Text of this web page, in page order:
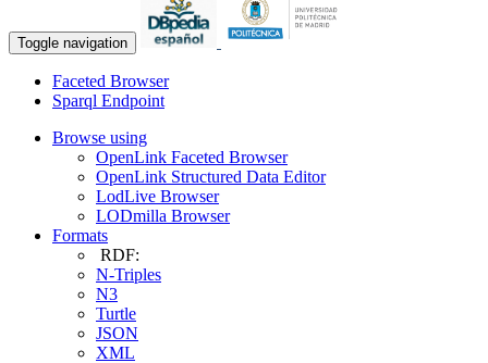
Toggle navigation
Faceted Browser
Sparql Endpoint
Browse using
OpenLink Faceted Browser
OpenLink Structured Data Editor
LodLive Browser
LODmilla Browser
Formats
RDF:
N-Triples
N3
Turtle
JSON
XML